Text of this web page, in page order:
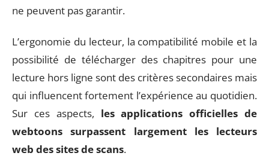
ne peuvent pas garantir.
L’ergonomie du lecteur, la compatibilité mobile et la
possibilité de télécharger des chapitres pour une
lecture hors ligne sont des critères secondaires mais
qui influencent fortement l’expérience au quotidien.
Sur ces aspects, les applications officielles de
webtoons surpassent largement les lecteurs
web des sites de scans.